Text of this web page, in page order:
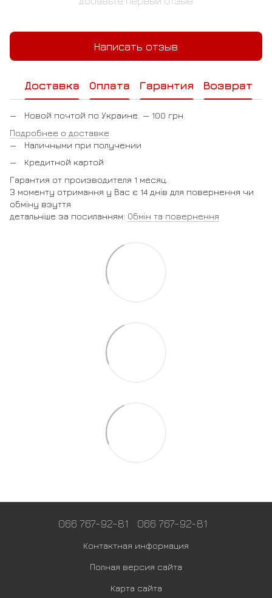
Написать отзыв
Доставка Оплата Гарантия Возврат
Новой почтой по Украине — 100 грн.
Подробнее о доставке
Наличными при получении
Кредитной картой
Гарантия от производителя 1 месяц.
З моменту отримання у Вас є 14 днів для повернення чи
обміну взуття
детальніше за посиланням: Обмін та повернення
066 767-92-81 066 767-92-81
Контактная информация
Полная версия сайта
Карта сайта